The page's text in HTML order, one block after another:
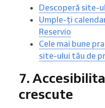
Descoperă site-
Umple-ți
Reservio
Cele mai bune
site-ului tău de
7.
crescute